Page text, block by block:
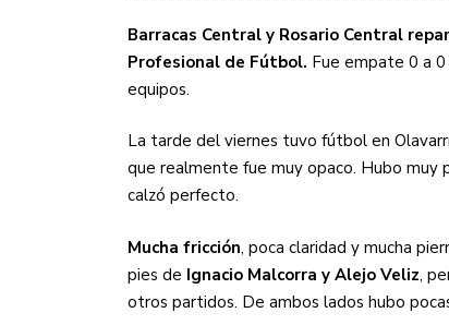
Barracas Central y Rosario Central
Profesional de Fútbol. Fue empate 0 a
equipos.
La tarde del viernes tuvo fútbol en
que realmente fue muy opaco. Hubo muy
calzó perfecto.
Mucha fricción, poca claridad y mucha
pies de Ignacio Malcorra y Alejo Veliz,
otros partidos. De ambos lados hubo